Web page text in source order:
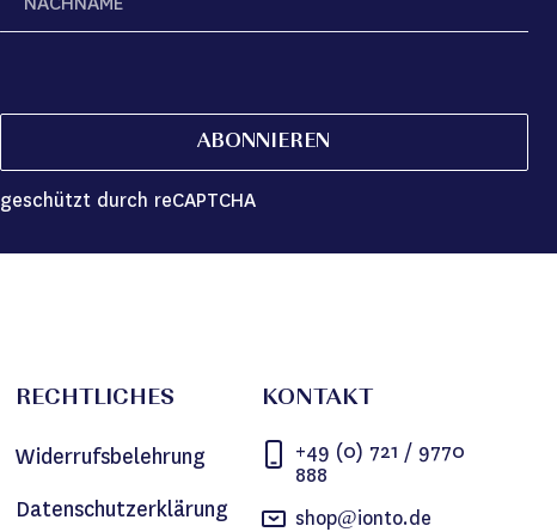
ABONNIEREN
geschützt durch reCAPTCHA
RECHTLICHES
Widerrufsbelehrung
Datenschutzerklärung
KONTAKT
+49 (0) 721 / 9770
888
shop@ionto.de